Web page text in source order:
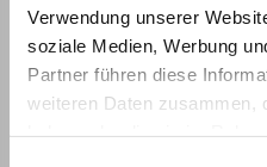
Verwendung unserer
soziale Medien, Werbung
Partner führen diese
weiteren Daten zusammen,